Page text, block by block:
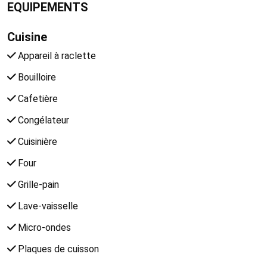
EQUIPEMENTS
Cuisine
Appareil à raclette
Bouilloire
Cafetière
Congélateur
Cuisinière
Four
Grille-pain
Lave-vaisselle
Micro-ondes
Plaques de cuisson